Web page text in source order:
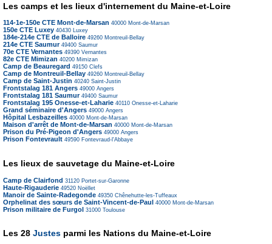
Les camps et les lieux d'internement du Maine-et-Loire
114-1e-150e CTE Mont-de-Marsan 40000 Mont-de-Marsan
150e CTE Luxey 40430 Luxey
184e-214e CTE de Balloire 49260 Montreuil-Bellay
214e CTE Saumur 49400 Saumur
70e CTE Vernantes 49390 Vernantes
82e CTE Mimizan 40200 Mimizan
Camp de Beauregard 49150 Clefs
Camp de Montreuil-Bellay 49260 Montreuil-Bellay
Camp de Saint-Justin 40240 Saint-Justin
Frontstalag 181 Angers 49000 Angers
Frontstalag 181 Saumur 49400 Saumur
Frontstalag 195 Onesse-et-Laharie 40110 Onesse-et-Laharie
Grand séminaire d'Angers 49000 Angers
Hôpital Lesbazeilles 40000 Mont-de-Marsan
Maison d'arrêt de Mont-de-Marsan 40000 Mont-de-Marsan
Prison du Pré-Pigeon d'Angers 49000 Angers
Prison Fontevrault 49590 Fontevraud-l'Abbaye
Les lieux de sauvetage du Maine-et-Loire
Camp de Clairfond 31120 Portet-sur-Garonne
Haute-Rigauderie 49520 Noëllet
Manoir de Sainte-Radegonde 49350 Chênehutte-les-Tuffeaux
Orphelinat des sœurs de Saint-Vincent-de-Paul 40000 Mont-de-Marsan
Prison militaire de Furgol 31000 Toulouse
Les 28 Justes parmi les Nations du Maine-et-Loire